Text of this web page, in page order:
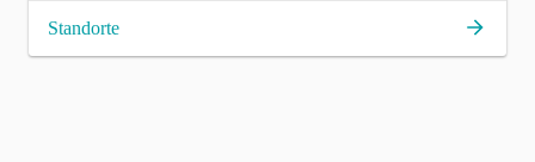
Standorte